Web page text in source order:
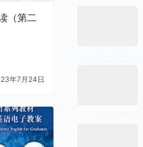
（第二
年7月24日